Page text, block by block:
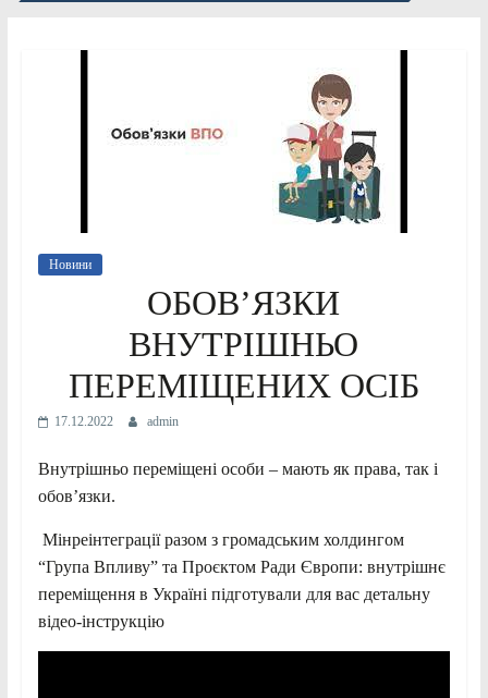
Новини
ОБОВ’ЯЗКИ
ВНУТРІШНЬО
ПЕРЕМІЩЕНИХ ОСІБ
17.12.2022 admin
Внутрішньо переміщені особи – мають як права, так і
обов’язки.
Мінреінтеграції разом з громадським холдингом
“Група Впливу” та Проєктом Ради Європи: внутрішнє
переміщення в Україні підготували для вас детальну
відео-інструкцію